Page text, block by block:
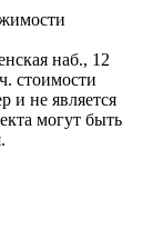
наб., 12
стоимости
и не является
могут быть